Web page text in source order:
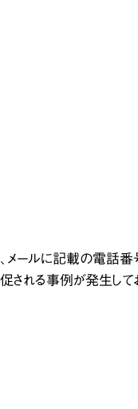
メールに記載の電話
れる事例が発生して